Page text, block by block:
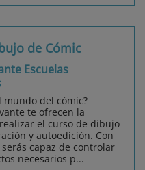
de Cómic
Escuelas
mundo del cómic?
te ofrecen la
el curso de dibujo
y autoedición. Con
capaz de controlar
necesarios p...